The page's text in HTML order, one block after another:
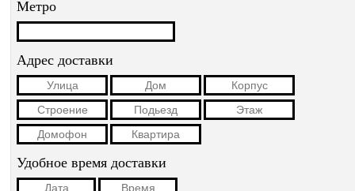
Метро
Адрес доставки
Удобное время доставки